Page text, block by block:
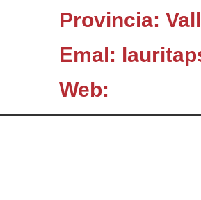
Provincia:
Emal:
Web: